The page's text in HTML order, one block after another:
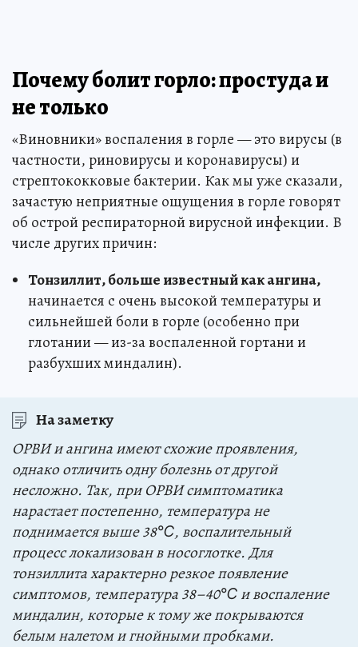
Почему болит горло: простуда и
не только
«Виновники» воспаления в горле — это вирусы (в
частности, риновирусы и коронавирусы) и
стрептококковые бактерии. Как мы уже сказали,
зачастую неприятные ощущения в горле говорят
об острой респираторной вирусной инфекции. В
числе других причин:
Тонзиллит, больше известный как ангина,
начинается с очень высокой температуры и
сильнейшей боли в горле (особенно при
глотании — из-за воспаленной гортани и
разбухших миндалин).
На заметку
ОРВИ и ангина имеют схожие проявления,
однако отличить одну болезнь от другой
несложно. Так, при ОРВИ симптоматика
нарастает постепенно, температура не
поднимается выше 38℃, воспалительный
процесс локализован в носоглотке. Для
тонзиллита характерно резкое появление
симптомов, температура 38–40℃ и воспаление
миндалин, которые к тому же покрываются
белым налетом и гнойными пробками.